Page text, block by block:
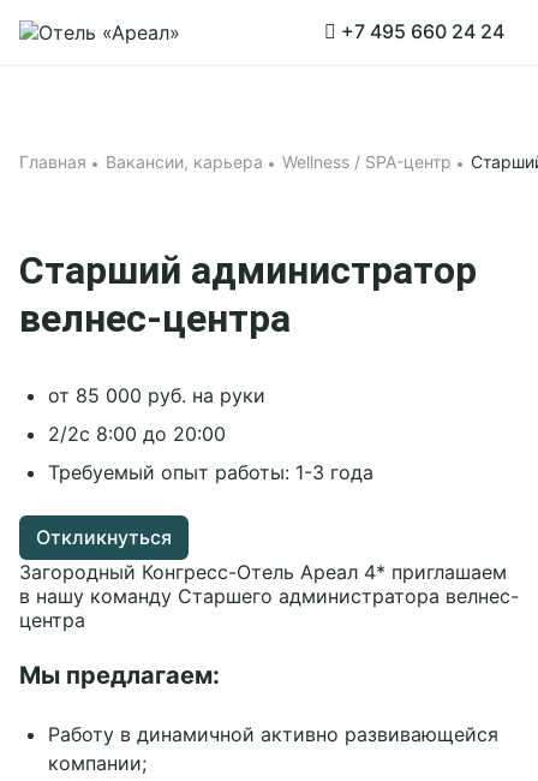
+7 495 660 24 24
Акции
Афиша
Об Отеле
Документы
Программа лояльности
Вакансии
Новости
Отзывы
Фотографии
Вокруг нас
Карта отеля
Корп клиентам
Корпоративным клиентам
Конференц-залы
Банкетные залы
Тимбилдинги
Корпоративы
Свадьбы
Всё про свадьбы
Банкетные залы
Церемонии
Оформление и флористика
Фото и видеосъемка
Инфраструктура
Рестораны
Беседки с мангалом
Развлечения
Спорт и отдых
Частные праздники
Детский праздник
День Рождения
Вакансии
Контакты
+7 495 660 24 24
Главная Вакансии, карьера Wellness / SPA-центр
Старший администратор
велнес-центра
от 85 000 руб. на руки
2/2с 8:00 до 20:00
Требуемый опыт работы: 1-3 года
Откликнуться
Загородный Конгресс-Отель Ареал 4* приглашаем
в нашу команду Старшего администратора велнес-
центра
Мы предлагаем:
Работу в динамичной активно развивающейся
компании;
Связаться с менеджером
Связаться с менеджером
Забронировать столик
Связаться с менеджером
Заказать мероприятие
Заказать услугу
Забронировать стол
Заказать услугу
Заказать услугу
Принять все
cookies